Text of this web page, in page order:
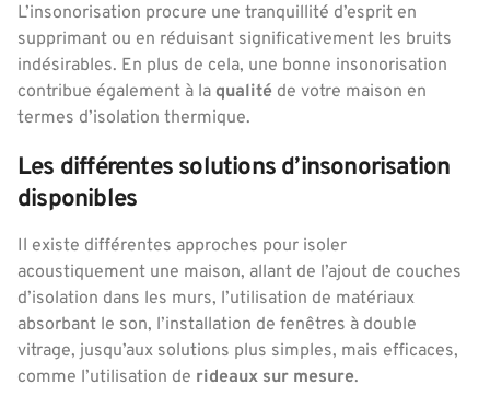
L’insonorisation procure une tranquillité d’esprit en
supprimant ou en réduisant significativement les bruits
indésirables. En plus de cela, une bonne insonorisation
contribue également à la qualité de votre maison en
termes d’isolation thermique.
Les différentes solutions d’insonorisation
disponibles
Il existe différentes approches pour isoler
acoustiquement une maison, allant de l’ajout de couches
d’isolation dans les murs, l’utilisation de matériaux
absorbant le son, l’installation de fenêtres à double
vitrage, jusqu’aux solutions plus simples, mais efficaces,
comme l’utilisation de rideaux sur mesure.